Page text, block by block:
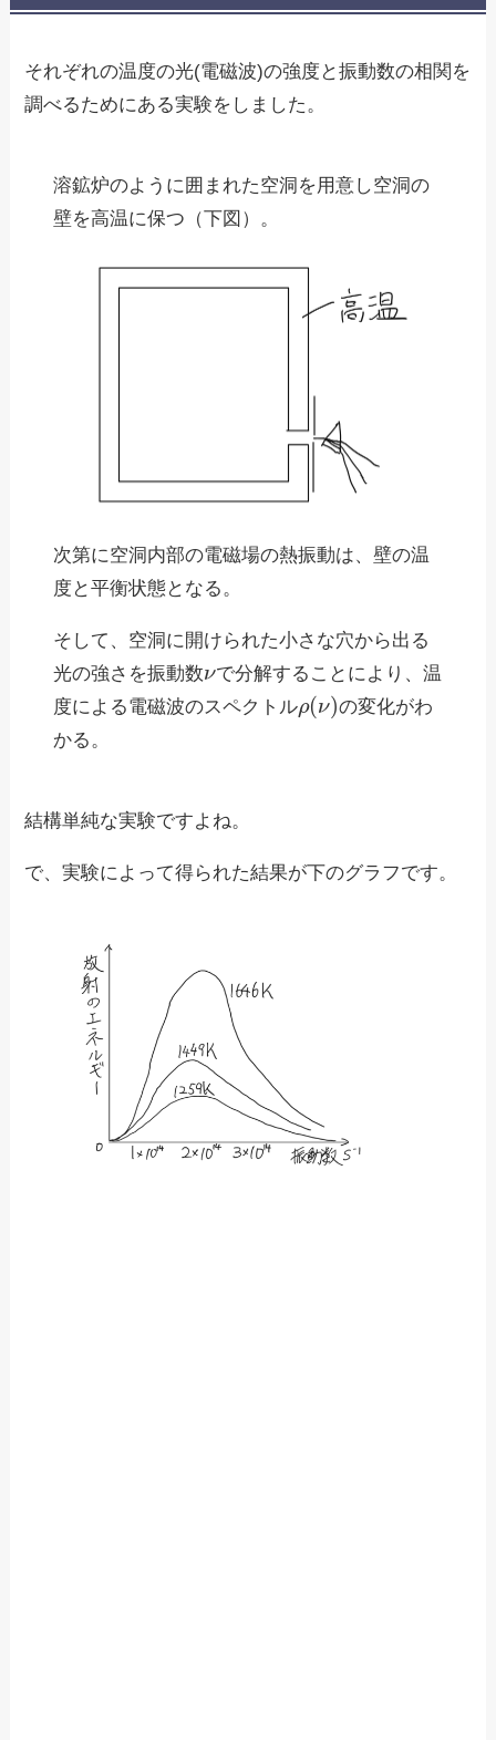
それぞれの温度の光(電磁波)の強度と振動数の相関を
調べるためにある実験をしました。
溶鉱炉のように囲まれた空洞を用意し空洞の
壁を高温に保つ（下図）。
次第に空洞内部の電磁場の熱振動は、壁の温
度と平衡状態となる。
そして、空洞に開けられた小さな穴から出る
光の強さを振動数
で分解することにより、温
度による電磁波のスペクトル
( )
の変化がわ
かる。
結構単純な実験ですよね。
で、実験によって得られた結果が下のグラフです。